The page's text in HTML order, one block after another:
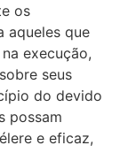
os
aqueles que
execução,
seus
do devido
possam
e eficaz,